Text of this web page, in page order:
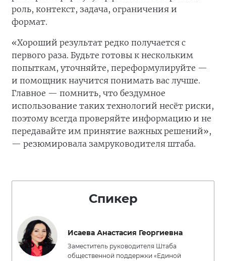
роль, контекст, задача, ограничения и
формат.
«Хороший результат редко получается с
первого раза. Будьте готовы к нескольким
попыткам, уточняйте, переформулируйте —
и помощник научится понимать вас лучше.
Главное — помнить, что бездумное
использование таких технологий несёт риски,
поэтому всегда проверяйте информацию и не
передавайте им принятие важных решений»,
— резюмировала замруководителя штаба.
Спикер
Исаева Анастасия Георгиевна
Заместитель руководителя Штаба
общественной поддержки «Единой